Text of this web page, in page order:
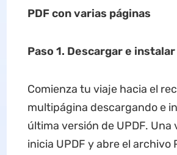
PDFcon varias páginas
Paso 1. Descargar e instalar
Comienza tu viaje hacia el
multipágina descargando e
última versión de UPDF. Una
inicia UPDF y abre el archivo